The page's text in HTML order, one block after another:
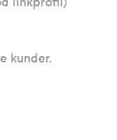
kunder.